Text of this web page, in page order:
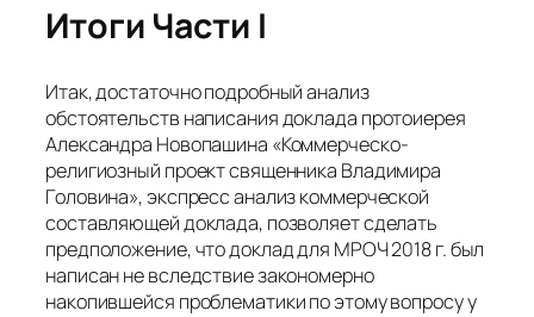
Итоги Части I
Итак, достаточно подробный анализ
обстоятельств написания доклада протоиерея
Александра Новопашина «Коммерческо-
религиозный проект священника Владимира
Головина», экспресс анализ коммерческой
составляющей доклада, позволяет сделать
предположение, что доклад для МРОЧ 2018 г. был
написан не вследствие закономерно
накопившейся проблематики по этому вопросу у